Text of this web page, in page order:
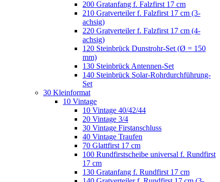
200 Gratanfang f. Falzfirst 17 cm
210 Gratverteiler f. Falzfirst 17 cm (3-
achsig)
220 Gratverteiler f. Falzfirst 17 cm (4-
achsig)
120 Steinbrück Dunstrohr-Set (Ø = 150
mm)
130 Steinbrück Antennen-Set
140 Steinbrück Solar-Rohrdurchführung-
Set
30 Kleinformat
10 Vintage
10 Vintage 40/42/44
20 Vintage 3/4
30 Vintage Firstanschluss
40 Vintage Traufen
70 Glattfirst 17 cm
100 Rundfirstscheibe universal f. Rundfirst
17 cm
130 Gratanfang f. Rundfirst 17 cm